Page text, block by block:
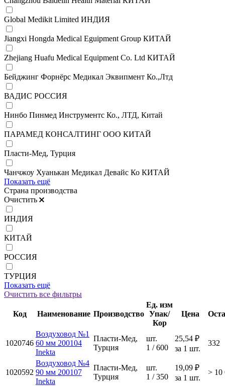
Global Medikit Limited ИНДИЯ
Jiangxi Hongda Medical Eguipment Group КИТАЙ
Zhejiang Huafu Medical Equipment Co. Ltd КИТАЙ
Бейджинг Форнёрс Медикал Эквипмент Ко.,Лтд
ВАДИС РОССИЯ
Нинбо Пинмед Инструментс Ко., ЛТД, Китай
ПАРАМЕД КОНСАЛТИНГ ООО КИТАЙ
Пласти-Мед, Турция
Чанчжоу Хуанькан Медикал Девайс Ко КИТАЙ
Показать ещё
Страна производства
Очистить
ИНДИЯ
КИТАЙ
РОССИЯ
ТУРЦИЯ
Показать ещё
Очистить все фильтры
Код Наименование Производство
Ед. изм
Упак/
Кор
Цена
1020746
Воздуховод №1
60 мм 200104
Inekta
Пласти-Мед,
Турция
шт.
1 / 600
25,54 ₽
за 1 шт.
332
1020592
Воздуховод №4
90 мм 200107
Inekta
Пласти-Мед,
Турция
шт.
1 / 350
19,09 ₽
за 1 шт.
> 10